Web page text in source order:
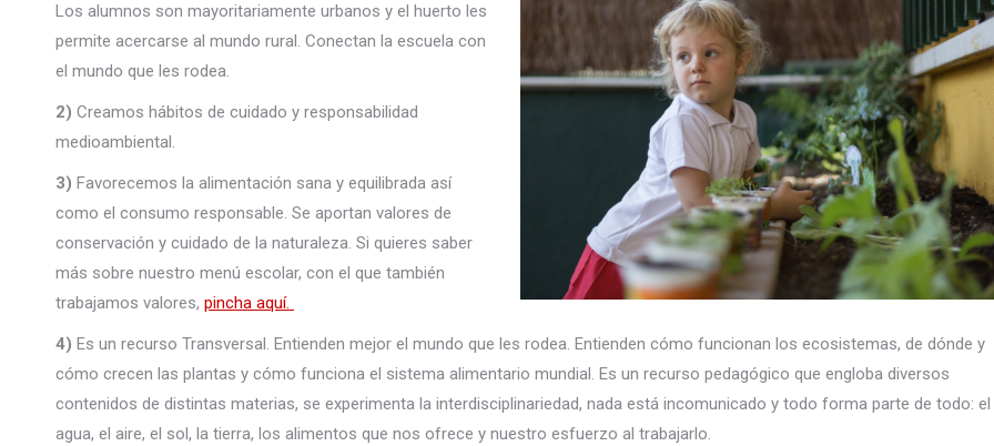
Los alumnos son mayoritariamente urbanos y el huerto les
permite acercarse al mundo rural. Conectan la escuela con
el mundo que les rodea.
2) Creamos hábitos de cuidado y responsabilidad
medioambiental.
3) Favorecemos la alimentación sana y equilibrada así
como el consumo responsable. Se aportan valores de
conservación y cuidado de la naturaleza. Si quieres saber
más sobre nuestro menú escolar, con el que también
trabajamos valores, pincha aquí.
4) Es un recurso Transversal. Entienden mejor el mundo que les rodea. Entienden cómo funcionan los ecosistemas, de dónde y
cómo crecen las plantas y cómo funciona el sistema alimentario mundial. Es un recurso pedagógico que engloba diversos
contenidos de distintas materias, se experimenta la interdisciplinariedad, nada está incomunicado y todo forma parte de todo: el
agua, el aire, el sol, la tierra, los alimentos que nos ofrece y nuestro esfuerzo al trabajarlo.